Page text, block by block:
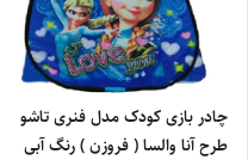
چادر بازی کودک مدل فنری تاشو
طرح آنا والسا ( فروزن ) رنگ آبی